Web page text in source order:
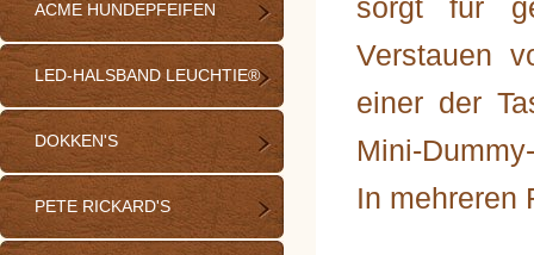
ACME HUNDEPFEIFEN
LED-HALSBAND LEUCHTIE®
DOKKEN'S
PETE RICKARD'S
sorgt für
Verstauen
einer der
Mini-
In mehreren